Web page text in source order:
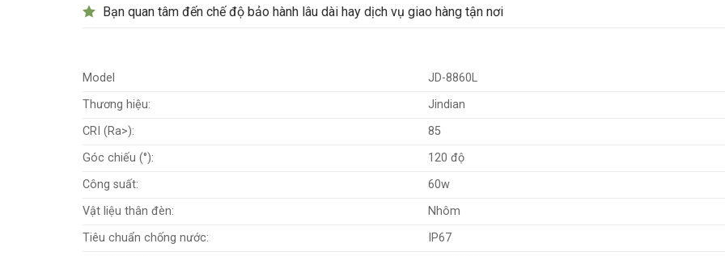
Bạn quan tâm đến chế độ bảo hành lâu dài hay dịch vụ giao hàng tận nơi
Model
JD-8860L
Thương hiệu:
Jindian
CRI (Ra>):
85
Góc chiếu (°):
120 độ
Công suất:
60w
Vật liệu thân đèn:
Nhôm
Tiêu chuẩn chống nước:
IP67